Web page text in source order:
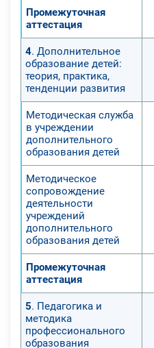
Промежуточная
аттестация
4. Дополнительное
образование детей:
теория, практика,
тенденции развития
Методическая служба
в учреждении
дополнительного
образования детей
Методическое
сопровождение
деятельности
учреждений
дополнительного
образования детей
Промежуточная
аттестация
5. Педагогика и
методика
профессионального
образования